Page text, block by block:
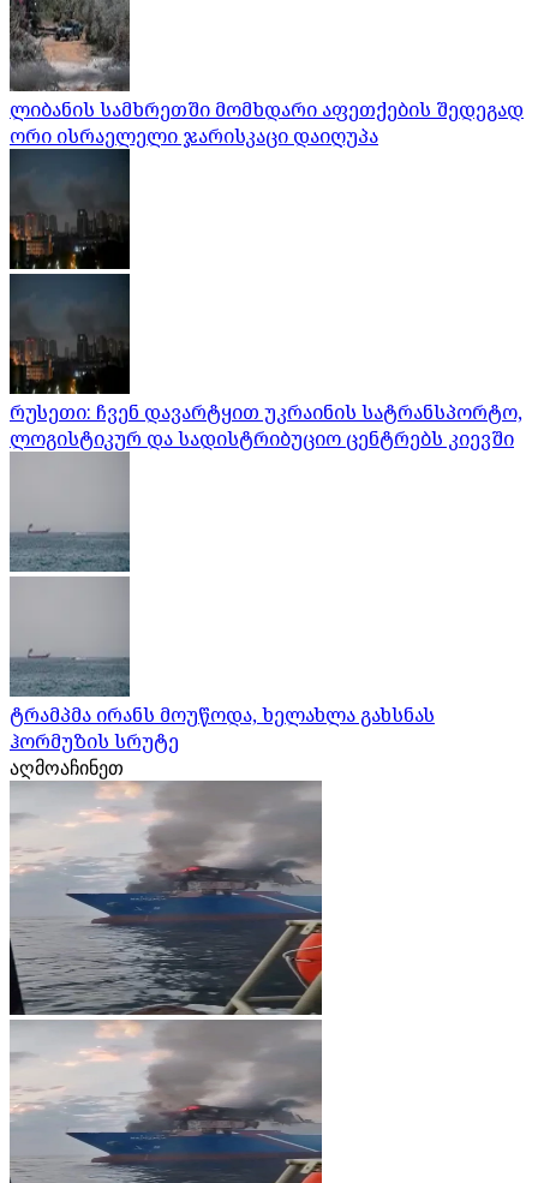
ლიბანის სამხრეთში მომხდარი აფეთქების შედეგად
ორი ისრაელელი ჯარისკაცი დაიღუპა
რუსეთი: ჩვენ დავარტყით უკრაინის სატრანსპორტო,
ლოგისტიკურ და სადისტრიბუციო ცენტრებს კიევში
ტრამპმა ირანს მოუწოდა, ხელახლა გახსნას
ჰორმუზის სრუტე
აღმოაჩინეთ